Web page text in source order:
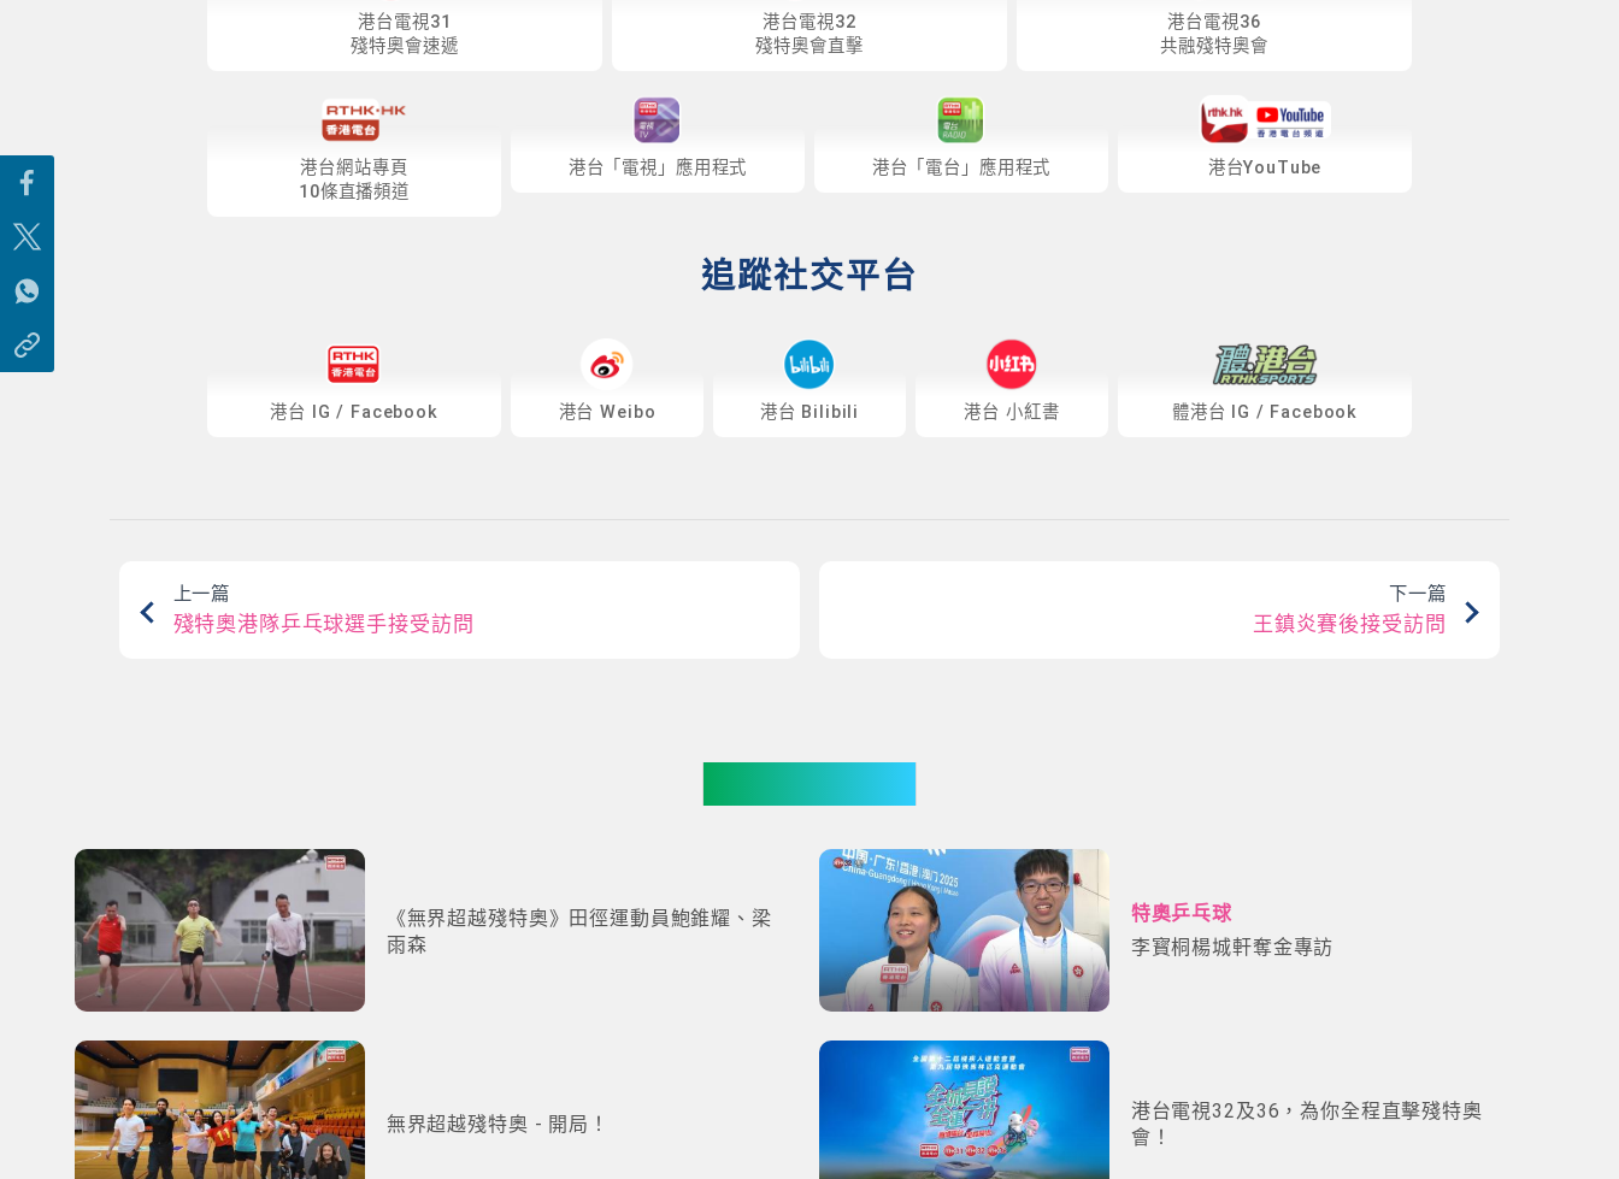
港台電視31
殘特奧會速遞
港台電視32
殘特奧會直擊
港台電視36
共融殘特奧會
港台網站專頁
10條直播頻道
港台「電視」應用程式 港台「電台」應用程式 港台YouTube
追蹤社交平台
港台 IG / Facebook 港台 Weibo 港台 Bilibili 港台 小紅書 體港台 IG / Facebook
上一篇
殘特奧港隊乒乓球選手接受訪問
下一篇
王鎮炎賽後接受訪問
《無界超越殘特奧》田徑運動員鮑錐耀、梁
雨森
特奧乒乓球
李寳桐楊城軒奪金專訪
無界超越殘特奧 - 開局！
港台電視32及36，為你全程直擊殘特奧
會！